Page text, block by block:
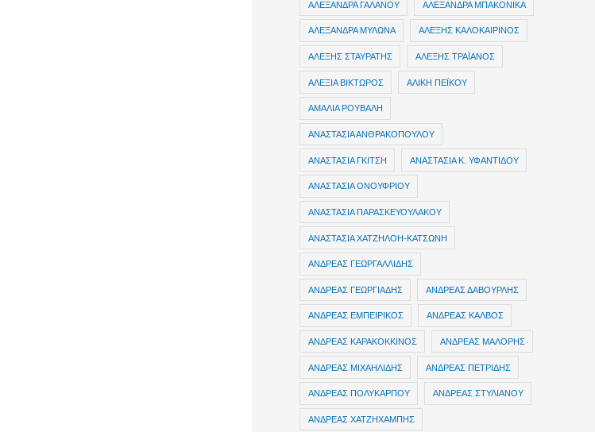
ΑΛΕΞΑΝΔΡΑ ΓΑΛΑΝΟΥ ΑΛΕΞΑΝΔΡΑ ΜΠΑΚΟΝΙΚΑ
ΑΛΕΞΑΝΔΡΑ ΜΥΛΩΝΑ ΑΛΕΞΗΣ ΚΑΛΟΚΑΙΡΙΝΟΣ
ΑΛΕΞΗΣ ΣΤΑΥΡΑΤΗΣ ΑΛΕΞΗΣ ΤΡΑΪΑΝΟΣ
ΑΛΕΞΙΑ ΒΙΚΤΩΡΟΣ ΑΛΙΚΗ ΠΕΪΚΟΥ
ΑΜΑΛΙΑ ΡΟΥΒΑΛΗ
ΑΝΑΣΤΑΣΙΑ ΑΝΘΡΑΚΟΠΟΥΛΟΥ
ΑΝΑΣΤΑΣΙΑ ΓΚΙΤΣΗ ΑΝΑΣΤΑΣΙΑ Κ. ΥΦΑΝΤΙΔΟΥ
ΑΝΑΣΤΑΣΙΑ ΟΝΟΥΦΡΙΟΥ
ΑΝΑΣΤΑΣΙΑ ΠΑΡΑΣΚΕΥΟΥΛΑΚΟΥ
ΑΝΑΣΤΑΣΙΑ ΧΑΤΖΗΛΟΗ-ΚΑΤΣΩΝΗ
ΑΝΔΡΕΑΣ ΓΕΩΡΓΑΛΛΙΔΗΣ
ΑΝΔΡΕΑΣ ΓΕΩΡΓΙΑΔΗΣ ΑΝΔΡΕΑΣ ΔΑΒΟΥΡΛΗΣ
ΑΝΔΡΕΑΣ ΕΜΠΕΙΡΙΚΟΣ ΑΝΔΡΕΑΣ ΚΑΛΒΟΣ
ΑΝΔΡΕΑΣ ΚΑΡΑΚΟΚΚΙΝΟΣ ΑΝΔΡΕΑΣ ΜΑΛΟΡΗΣ
ΑΝΔΡΕΑΣ ΜΙΧΑΗΛΙΔΗΣ ΑΝΔΡΕΑΣ ΠΕΤΡΙΔΗΣ
ΑΝΔΡΕΑΣ ΠΟΛΥΚΑΡΠΟΥ ΑΝΔΡΕΑΣ ΣΤΥΛΙΑΝΟΥ
ΑΝΔΡΕΑΣ ΧΑΤΖΗΧΑΜΠΗΣ